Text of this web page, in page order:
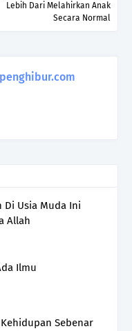
Lebih Dari Melahirkan Anak
Secara Normal
Di Usia Muda Ini
Allah
Ilmu
Sebenar